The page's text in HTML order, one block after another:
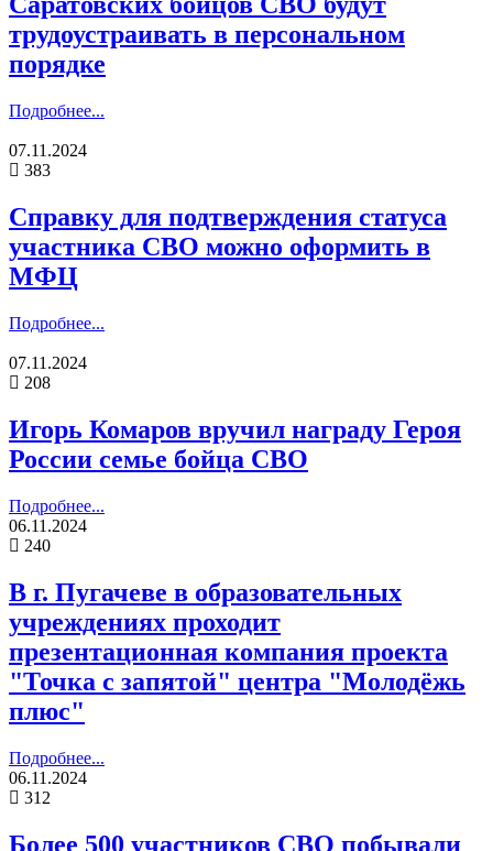
трудоустраивать в персональном
порядке
Подробнее...
07.11.2024
383
Справку для подтверждения статуса
участника СВО можно оформить в
МФЦ
Подробнее...
07.11.2024
208
Игорь Комаров вручил награду Героя
России семье бойца СВО
Подробнее...
06.11.2024
240
В г. Пугачеве в образовательных
учреждениях проходит
презентационная компания проекта
"Точка с запятой" центра "Молодёжь
плюс"
Подробнее...
06.11.2024
312
Более 500 участников СВО побывали